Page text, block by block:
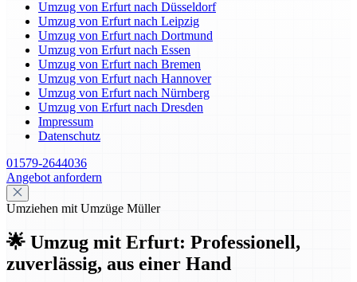
Umzug von Erfurt nach Düsseldorf
Umzug von Erfurt nach Leipzig
Umzug von Erfurt nach Dortmund
Umzug von Erfurt nach Essen
Umzug von Erfurt nach Bremen
Umzug von Erfurt nach Hannover
Umzug von Erfurt nach Nürnberg
Umzug von Erfurt nach Dresden
Impressum
Datenschutz
01579-2644036
Angebot anfordern
Umziehen mit Umzüge Müller
🌟 Umzug mit Erfurt: Professionell,
zuverlässig, aus einer Hand